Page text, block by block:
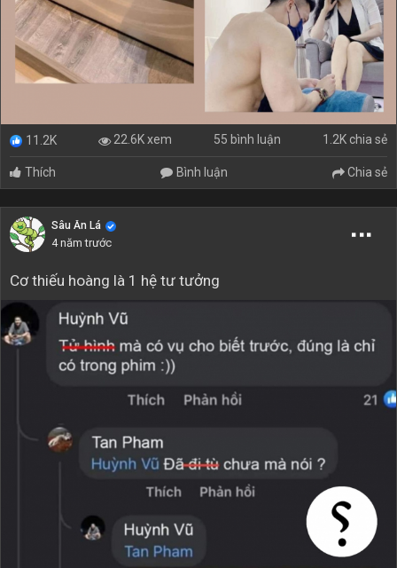
11.2K 22.6K xem 55 bình luận 1.2K chia sẻ
Thích Bình luận Chia sẻ
Sâu Ăn Lá
4 năm trước
Cơ thiếu hoàng là 1 hệ tư tưởng